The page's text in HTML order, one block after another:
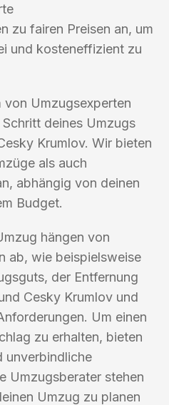
zu fairen Preisen an, um
und kosteneffizient zu
von Umzugsexperten
deines Umzugs
Krumlov. Wir bieten
als auch
abhängig von deinen
Budget.
hängen von
ab, wie beispielsweise
der Entfernung
Cesky Krumlov und
Um einen
zu erhalten, bieten
unverbindliche
Umzugsberater stehen
Umzug zu planen